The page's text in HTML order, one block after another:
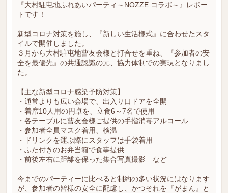
『大村駐屯地ふれあいパーティ～NOZZE.コラボ～』レポー
トです！
新型コロナ対策を施し、『新しい生活様式』に合わせたスタ
イルで開催しました。
３月から大村駐屯地曹友会様と打合せを重ね、『参加者の安
全を最優先』の共通認識の元、協力体制での実現となりまし
た。
【主な新型コロナ感染予防対策】
・通常よりも広い会場で、出入り口ドアを全開
・着席10人用の円卓を、立食6～7名で使用
・各テーブルに曹友会様ご提供の手指消毒アルコール
・参加者全員マスク着用、検温
・ドリンクを運ぶ際にスタッフは手袋着用
・ふた付きのお弁当箱で食事提供
・前後左右に距離を保った集合写真撮影 など
今までのパーティーに比べると制約の多い状況にはなります
が、参加者の皆様の安全に配慮し、かつそれを『がまん』と